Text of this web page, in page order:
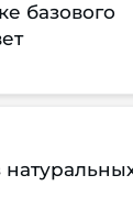
базового